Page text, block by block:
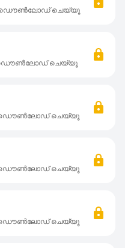
ഡൌൺലോഡ് ചെയ്യൂ
ഡൌൺലോഡ് ചെയ്യൂ
ഡൌൺലോഡ് ചെയ്യൂ
ഡൌൺലോഡ് ചെയ്യൂ
ഡൌൺലോഡ് ചെയ്യൂ